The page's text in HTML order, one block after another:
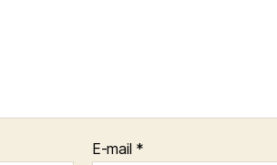
E-mail *